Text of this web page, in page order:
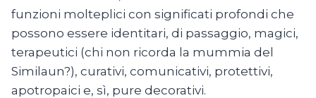
funzioni molteplici con significati profondi che
possono essere identitari, di passaggio, magici,
terapeutici (chi non ricorda la mummia del
Similaun?), curativi, comunicativi, protettivi,
apotropaici e, sì, pure decorativi.